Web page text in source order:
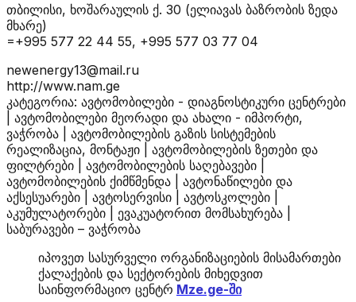
თბილისი, ხოშარაულის ქ. 30 (ელიავას ბაზრობის ზედა
მხარე)
=+995 577 22 44 55, +995 577 03 77 04
newenergy13@mail.ru
http://www.nam.ge
კატეგორია: ავტომობილები - დიაგნოსტიკური ცენტრები
| ავტომობილები მეორადი და ახალი - იმპორტი,
ვაჭრობა | ავტომობილების გაზის სისტემების
რეალიზაცია, მონტაჟი | ავტომობილების ზეთები და
ფილტრები | ავტომობილების საღებავები |
ავტომობილების ქიმწმენდა | ავტონაწილები და
აქსესუარები | ავტოსერვისი | ავტოსკოლები |
აკუმულატორები | ევაკუატორით მომსახურება |
საბურავები – ვაჭრობა
იპოვეთ სასურველი ორგანიზაციების მისამართები
ქალაქების და სექტორების მიხედვით
საინფორმაციო ცენტრ Mze.ge-ში